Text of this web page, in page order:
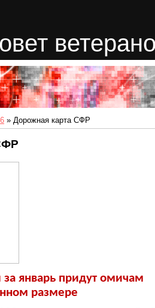
» Дорожная карта СФР
январь придут омичам
размере